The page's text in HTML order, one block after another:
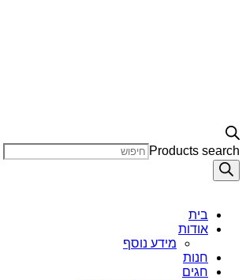
Products search
בית
אודות
מידע נוסף
חנות
חגים